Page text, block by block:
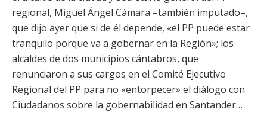
regional, Miguel Ángel Cámara –también imputado–,
que dijo ayer que si de él depende, «el PP puede estar
tranquilo porque va a gobernar en la Región»; los
alcaldes de dos municipios cántabros, que
renunciaron a sus cargos en el Comité Ejecutivo
Regional del PP para no «entorpecer» el diálogo con
Ciudadanos sobre la gobernabilidad en Santander…